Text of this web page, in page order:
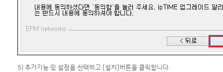
5) 추가기능 및 설정을 선택하고 [설치]버튼을 클릭합니다.